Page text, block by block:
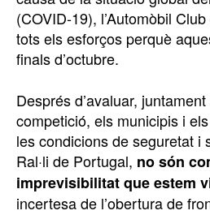
(COVID-19), l’Automòbil
tots els esforços perquè
finals d’octubre.
Després d’avaluar,
competició, els municipis i
les condicions de seguretat i
Ral·li de Portugal, no són
imprevisibilitat que estem
incertesa de l’obertura de